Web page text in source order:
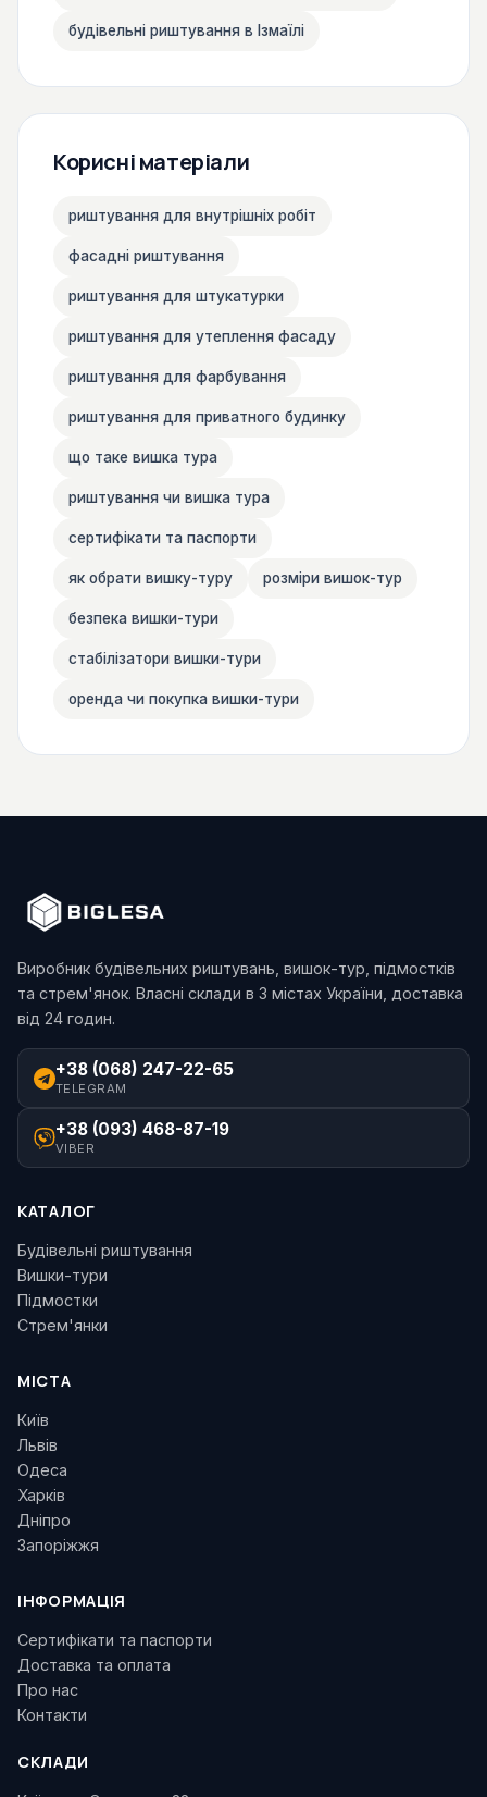
будівельні риштування в Ізмаїлі
Корисні матеріали
риштування для внутрішніх робіт
фасадні риштування
риштування для штукатурки
риштування для утеплення фасаду
риштування для фарбування
риштування для приватного будинку
що таке вишка тура
риштування чи вишка тура
сертифікати та паспорти
як обрати вишку-туру розміри вишок-тур
безпека вишки-тури
стабілізатори вишки-тури
оренда чи покупка вишки-тури
Виробник будівельних риштувань, вишок-тур, підмостків
та стрем'янок. Власні склади в 3 містах України, доставка
від 24 годин.
+38 (068) 247-22-65
TELEGRAM
+38 (093) 468-87-19
VIBER
КАТАЛОГ
Будівельні риштування
Вишки-тури
Підмостки
Стрем'янки
МІСТА
Київ
Львів
Одеса
Харків
Дніпро
Запоріжжя
ІНФОРМАЦІЯ
Сертифікати та паспорти
Доставка та оплата
Про нас
Контакти
СКЛАДИ